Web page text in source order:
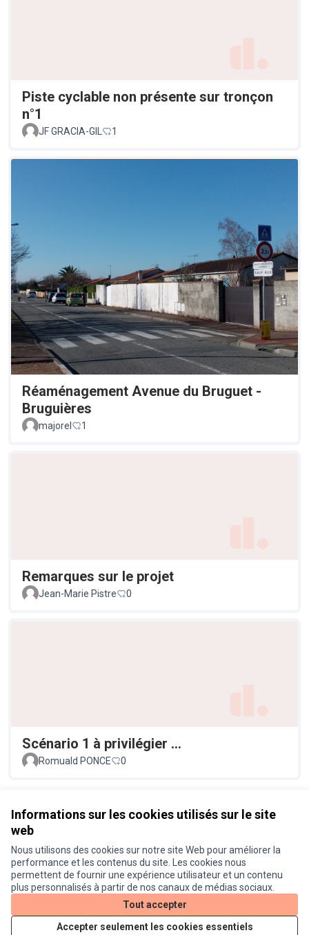
Informations sur les cookies utilisés sur le site
web
Nous utilisons des cookies sur notre site Web pour améliorer la
performance et les contenus du site. Les cookies nous
permettent de fournir une expérience utilisateur et un contenu
plus personnalisés à partir de nos canaux de médias sociaux.
Tout accepter
Accepter seulement les cookies essentiels
Piste cyclable non présente sur tronçon
n°1
JF GRACIA-GIL 1
Réaménagement Avenue du Bruguet -
Bruguières
majorel 1
Remarques sur le projet
Jean-Marie Pistre 0
Scénario 1 à privilégier ...
Romuald PONCE 0
Conditions d'utilisation
Paramètres des cookies
Je participe ! sur X
(Lien externe)
Je participe ! sur Facebook
Je participe ! sur Instagram